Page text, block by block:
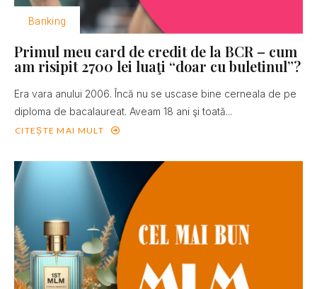
Banking
Primul meu card de credit de la BCR – cum
am risipit 2700 lei luaţi “doar cu buletinul”?
Era vara anului 2006. Încă nu se uscase bine cerneala de pe
diploma de bacalaureat. Aveam 18 ani şi toată...
CITEȘTE MAI MULT